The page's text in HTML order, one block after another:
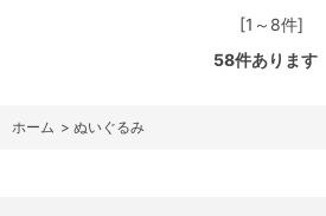
[1～8件]
58件あります
ホーム > ぬいぐるみ